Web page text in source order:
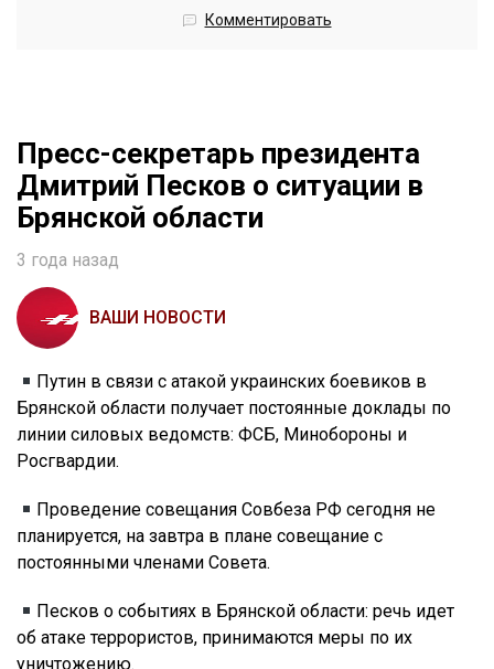
Комментировать
Пресс-секретарь президента
Дмитрий Песков о ситуации в
Брянской области
3 года назад
ВАШИ НОВОСТИ
Путин в связи с атакой украинских боевиков в
Брянской области получает постоянные доклады по
линии силовых ведомств: ФСБ, Минобороны и
Росгвардии.
Проведение совещания Совбеза РФ сегодня не
планируется, на завтра в плане совещание с
постоянными членами Совета.
Песков о событиях в Брянской области: речь идет
об атаке террористов, принимаются меры по их
уничтожению.